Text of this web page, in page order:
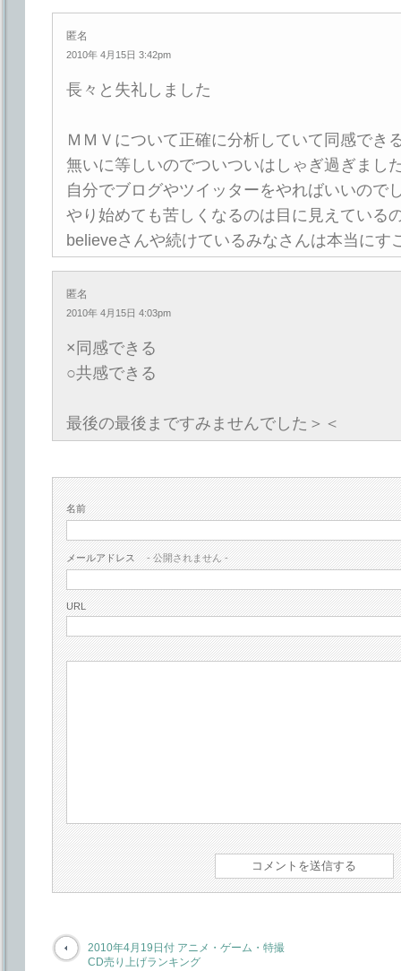
匿名
2010年 4月15日 3:42pm
長々と失礼しました
ＭＭＶについて正確に分析していて同感でき
無いに等しいのでついついはしゃぎ過ぎまし
自分でブログやツイッターをやればいいので
やり始めても苦しくなるのは目に見えている
believeさんや続けているみなさんは本当にす
匿名
2010年 4月15日 4:03pm
×同感できる
○共感できる
最後の最後まですみませんでした＞＜
名前
メールアドレス - 公開されません -
URL
2010年4月19日付 アニメ・ゲーム・特撮
CD売り上げランキング